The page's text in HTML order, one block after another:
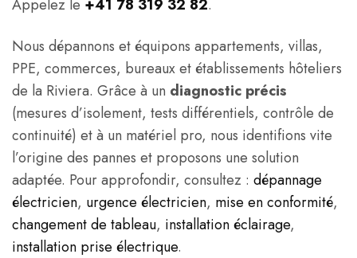
Appelez le +41 78 319 32 82.
Nous dépannons et équipons appartements, villas,
PPE, commerces, bureaux et établissements hôteliers
de la Riviera. Grâce à un diagnostic précis
(mesures d’isolement, tests différentiels, contrôle de
continuité) et à un matériel pro, nous identifions vite
l’origine des pannes et proposons une solution
adaptée. Pour approfondir, consultez : dépannage
électricien, urgence électricien, mise en conformité,
changement de tableau, installation éclairage,
installation prise électrique.